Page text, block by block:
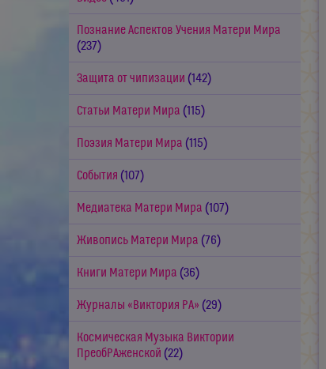
Познание Аспектов Учения Матери Мира
(237)
Защита от чипизации (142)
Статьи Матери Мира (115)
Поэзия Матери Мира (115)
События (107)
Медиатека Матери Мира (107)
Живопись Матери Мира (76)
Книги Матери Мира (36)
Журналы «Виктория РА» (29)
Космическая Музыка Виктории
ПреобРАженской (22)